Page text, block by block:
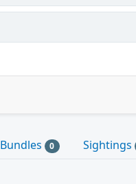
Bundles 0 Sightings